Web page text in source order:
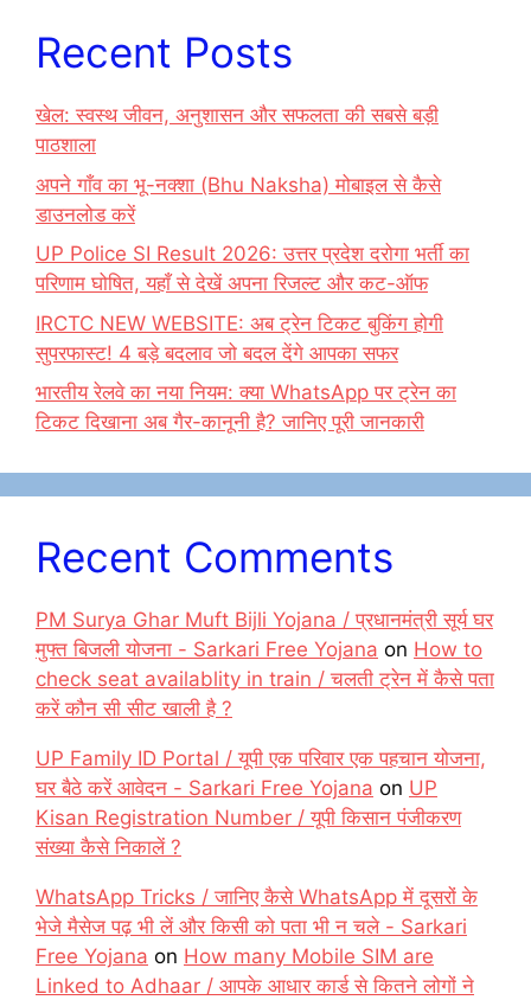
Recent Posts
खेल: स्वस्थ जीवन, अनुशासन और सफलता की सबसे बड़ी
पाठशाला
अपने गाँव का भू-नक्शा (Bhu Naksha) मोबाइल से कैसे
डाउनलोड करें
UP Police SI Result 2026: उत्तर प्रदेश दरोगा भर्ती का
परिणाम घोषित, यहाँ से देखें अपना रिजल्ट और कट-ऑफ
IRCTC NEW WEBSITE: अब ट्रेन टिकट बुकिंग होगी
सुपरफास्ट! 4 बड़े बदलाव जो बदल देंगे आपका सफर
भारतीय रेलवे का नया नियम: क्या WhatsApp पर ट्रेन का
टिकट दिखाना अब गैर-कानूनी है? जानिए पूरी जानकारी
Recent Comments
PM Surya Ghar Muft Bijli Yojana / प्रधानमंत्री सूर्य घर
मुफ्त बिजली योजना - Sarkari Free Yojana on How to
check seat availablity in train / चलती ट्रेन में कैसे पता
करें कौन सी सीट खाली है ?
UP Family ID Portal / यूपी एक परिवार एक पहचान योजना,
घर बैठे करें आवेदन - Sarkari Free Yojana on UP
Kisan Registration Number / यूपी किसान पंजीकरण
संख्या कैसे निकालें ?
WhatsApp Tricks / जानिए कैसे WhatsApp में दूसरों के
भेजे मैसेज पढ़ भी लें और किसी को पता भी न चले - Sarkari
Free Yojana on How many Mobile SIM are
Linked to Adhaar / आपके आधार कार्ड से कितने लोगों ने